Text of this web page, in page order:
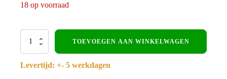
18 op voorraad
Kokosvezel
180
TOEVOEGEN AAN WINKELWAGEN
Levertijd: +- 5 werkdagen